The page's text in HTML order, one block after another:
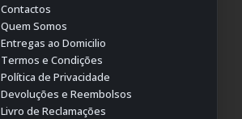
Contactos
Quem Somos
Entregas ao Domicilio
Termos e Condições
Política de Privacidade
Devoluções e Reembolsos
Livro de Reclamações